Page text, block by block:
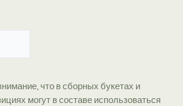
что в сборных букетах и
могут в составе использоваться